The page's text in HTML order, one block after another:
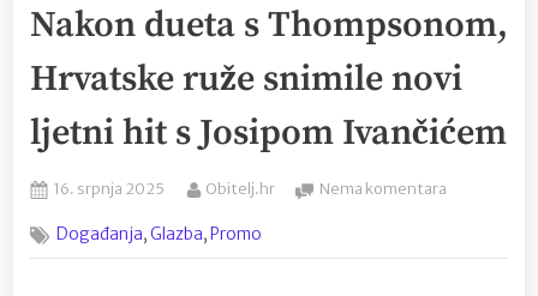
Nakon dueta s Thompsonom,
Hrvatske ruže snimile novi
ljetni hit s Josipom Ivančićem
Posted
16. srpnja 2025 By
Obitelj.hr Nema komentara
s
Događanja,Glazba,Promo